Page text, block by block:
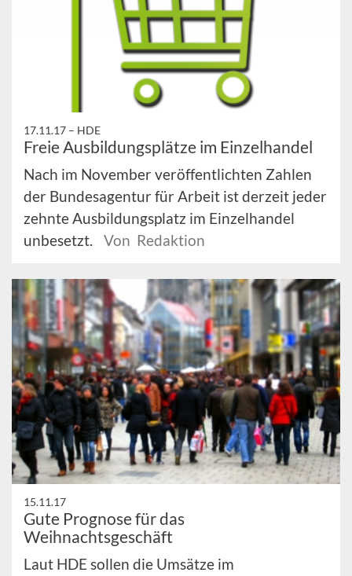
17.11.17 – HDE
Freie Ausbildungsplätze im Einzelhandel
Nach im November veröffentlichten Zahlen
der Bundesagentur für Arbeit ist derzeit jeder
zehnte Ausbildungsplatz im Einzelhandel
unbesetzt.
Von Redaktion
15.11.17
Gute Prognose für das
Weihnachtsgeschäft
Laut HDE sollen die Umsätze im